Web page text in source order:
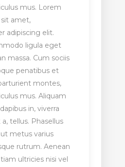
mus. Lorem
amet,
adipiscing elit.
ligula eget
massa. Cum sociis
penatibus et
montes,
mus. Aliquam
in, viverra
tellus. Phasellus
metus varius
rutrum. Aenean
ultricies nisi vel